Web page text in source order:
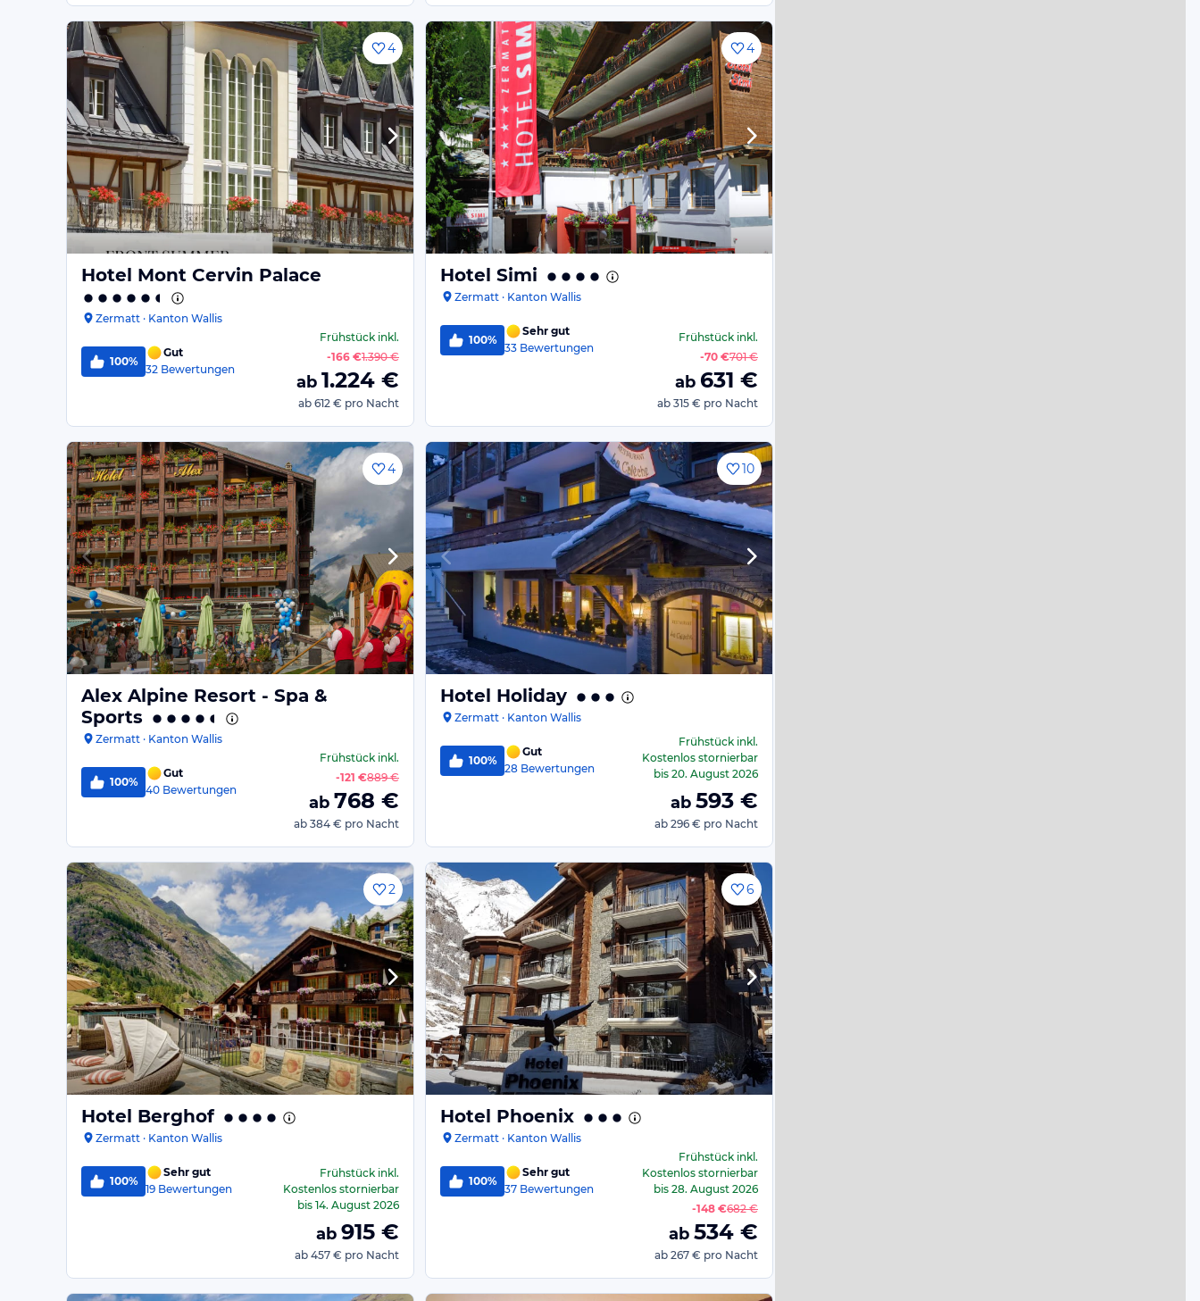
4
Hotel Mont Cervin Palace
Zermatt · Kanton Wallis
100%
Gut
32 Bewertungen
Frühstückinkl.
-166 €1.390 €
ab 1.224 €
ab 612 € pro Nacht
4
Hotel Simi
Zermatt · Kanton Wallis
100%
Sehr gut
33 Bewertungen
Frühstückinkl.
-70 €701 €
ab 631 €
ab 315 € pro Nacht
4
Alex Alpine Resort - Spa &
Sports
Zermatt · Kanton Wallis
100%
Gut
40 Bewertungen
Frühstückinkl.
-121 €889 €
ab 768 €
ab 384 € pro Nacht
10
Hotel Holiday
Zermatt · Kanton Wallis
100%
Gut
28 Bewertungen
Frühstückinkl.
Kostenlos stornierbar
bis 20. August 2026
ab 593 €
ab 296 € pro Nacht
2
Hotel Berghof
Zermatt · Kanton Wallis
100%
Sehr gut
19 Bewertungen
Frühstückinkl.
Kostenlos stornierbar
bis 14. August 2026
ab 915 €
ab 457 € pro Nacht
6
Hotel Phoenix
Zermatt · Kanton Wallis
100%
Sehr gut
37 Bewertungen
Frühstückinkl.
Kostenlos stornierbar
bis 28. August 2026
-148 €682 €
ab 534 €
ab 267 € pro Nacht